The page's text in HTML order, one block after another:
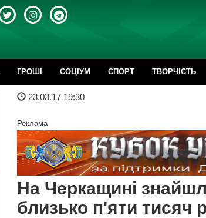
ГРОШІ CОЦІУМ СПОРТ ТВОРЧІСТЬ
23.03.17 19:30
Реклама
На Черкащині
близько п'яти тисяч